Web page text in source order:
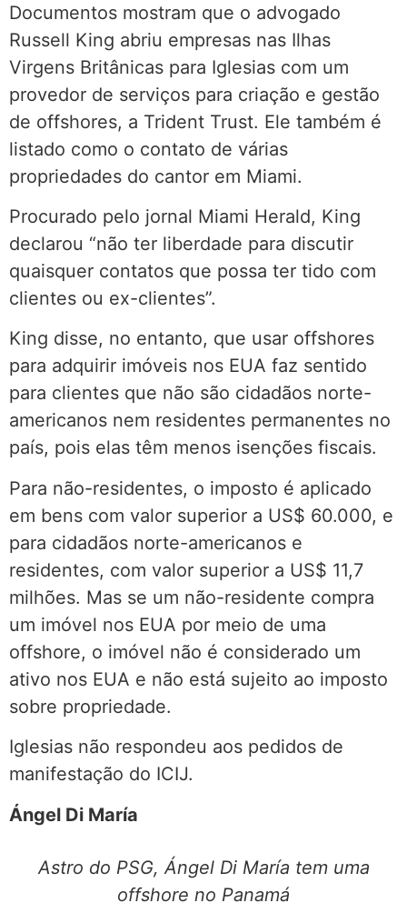
Documentos mostram que o advogado
Russell King abriu empresas nas Ilhas
Virgens Britânicas para Iglesias com um
provedor de serviços para criação e gestão
de offshores, a Trident Trust. Ele também é
listado como o contato de várias
propriedades do cantor em Miami.
Procurado pelo jornal Miami Herald, King
declarou “não ter liberdade para discutir
quaisquer contatos que possa ter tido com
clientes ou ex-clientes”.
King disse, no entanto, que usar offshores
para adquirir imóveis nos EUA faz sentido
para clientes que não são cidadãos norte-
americanos nem residentes permanentes no
país, pois elas têm menos isenções fiscais.
Para não-residentes, o imposto é aplicado
em bens com valor superior a US$ 60.000, e
para cidadãos norte-americanos e
residentes, com valor superior a US$ 11,7
milhões. Mas se um não-residente compra
um imóvel nos EUA por meio de uma
offshore, o imóvel não é considerado um
ativo nos EUA e não está sujeito ao imposto
sobre propriedade.
Iglesias não respondeu aos pedidos de
manifestação do ICIJ.
Ángel Di María
Astro do PSG, Ángel Di María tem uma
offshore no Panamá